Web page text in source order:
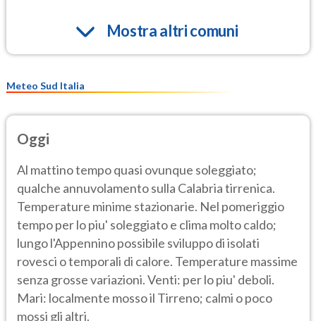
Mostra altri comuni
Meteo Sud Italia
Oggi
Al mattino tempo quasi ovunque soleggiato;
qualche annuvolamento sulla Calabria tirrenica.
Temperature minime stazionarie. Nel pomeriggio
tempo per lo piu' soleggiato e clima molto caldo;
lungo l'Appennino possibile sviluppo di isolati
rovesci o temporali di calore. Temperature massime
senza grosse variazioni. Venti: per lo piu' deboli.
Mari: localmente mosso il Tirreno; calmi o poco
mossi gli altri.